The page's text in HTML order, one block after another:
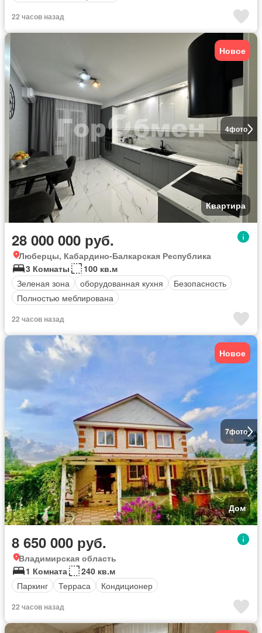
22 часов назад
4фото
Новое
Квартира
28 000 000 руб.
Люберцы, Кабардино-Балкарская Республика
3 Комнаты
100 кв.м
Зеленая зона
оборудованная кухня
Безопасность
Полностью меблирована
22 часов назад
7фото
Новое
Дом
8 650 000 руб.
Владимирская область
1 Комната
240 кв.м
Паркинг
Терраса Кондиционер
22 часов назад